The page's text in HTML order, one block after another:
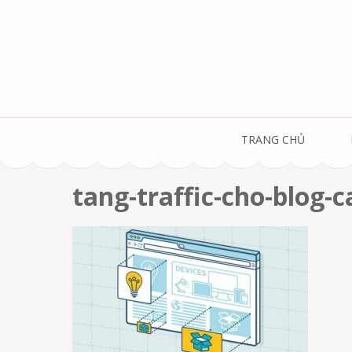
TRANG CHỦ
tang-traffic-cho-blog-